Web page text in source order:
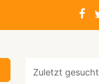
Zuletzt gesucht